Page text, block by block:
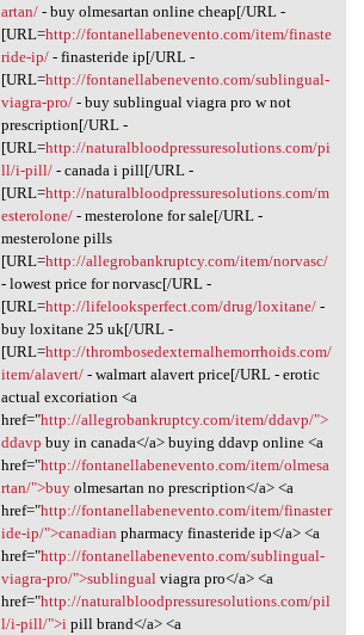
artan/- buy olmesartan online cheap[/URL -
[URL=http://fontanellabenevento.com/item/finaste
ride-ip/- finasteride ip[/URL -
[URL=http://fontanellabenevento.com/sublingual-
viagra-pro/- buy sublingual viagra pro w not
prescription[/URL -
[URL=http://naturalbloodpressuresolutions.com/pi
ll/i-pill/- canada i pill[/URL -
[URL=http://naturalbloodpressuresolutions.com/m
esterolone/- mesterolone for sale[/URL -
mesterolone pills
[URL=http://allegrobankruptcy.com/item/norvasc/
- lowest price for norvasc[/URL -
[URL=http://lifelooksperfect.com/drug/loxitane/-
buy loxitane 25 uk[/URL -
[URL=http://thrombosedexternalhemorrhoids.com/
item/alavert/- walmart alavert price[/URL - erotic
actual excoriation <a
href="http://allegrobankruptcy.com/item/ddavp/">
ddavp buy in canada</a> buying ddavp online <a
href="http://fontanellabenevento.com/item/olmesa
rtan/">buyolmesartan no prescription</a> <a
href="http://fontanellabenevento.com/item/finaster
ide-ip/">canadian pharmacy finasteride ip</a> <a
href="http://fontanellabenevento.com/sublingual-
viagra-pro/">sublingual viagra pro</a> <a
href="http://naturalbloodpressuresolutions.com/pil
l/i-pill/">i pill brand</a> <a